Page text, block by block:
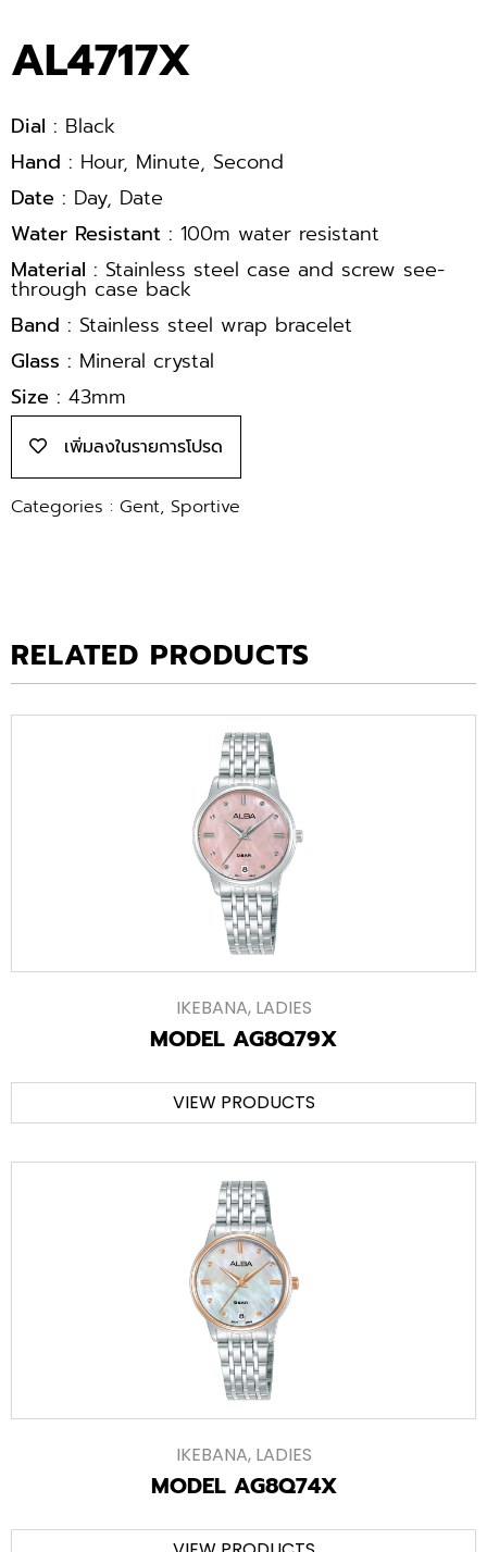
AL4717X
Dial : Black
Hand : Hour, Minute, Second
Date : Day, Date
Water Resistant : 100m water resistant
Material : Stainless steel case and screw see-
through case back
Band : Stainless steel wrap bracelet
Glass : Mineral crystal
Size : 43mm
เพิ่มลงในรายการโปรด
Categories : Gent, Sportive
RELATED PRODUCTS
IKEBANA, LADIES
MODEL AG8Q79X
VIEW PRODUCTS
IKEBANA, LADIES
MODEL AG8Q74X